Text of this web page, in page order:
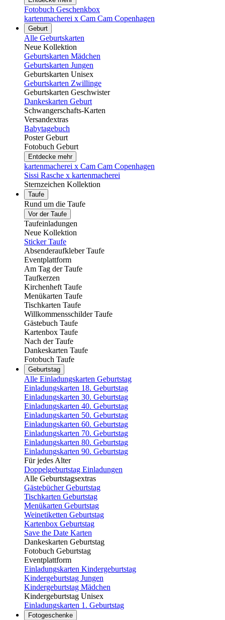
Fotobuch Geschenkbox
kartenmacherei x Cam Cam Copenhagen
Geburt
Alle Geburtskarten
Neue Kollektion
Geburtskarten Mädchen
Geburtskarten Jungen
Geburtskarten Unisex
Geburtskarten Zwillinge
Geburtskarten Geschwister
Dankeskarten Geburt
Schwangerschafts-Karten
Versandextras
Babytagebuch
Poster Geburt
Fotobuch Geburt
Entdecke mehr
kartenmacherei x Cam Cam Copenhagen
Sissi Rasche x kartenmacherei
Sternzeichen Kollektion
Taufe
Rund um die Taufe
Vor der Taufe
Taufeinladungen
Neue Kollektion
Sticker Taufe
Absenderaufkleber Taufe
Eventplattform
Am Tag der Taufe
Taufkerzen
Kirchenheft Taufe
Menükarten Taufe
Tischkarten Taufe
Willkommensschilder Taufe
Gästebuch Taufe
Kartenbox Taufe
Nach der Taufe
Dankeskarten Taufe
Fotobuch Taufe
Geburtstag
Alle Einladungskarten Geburtstag
Einladungskarten 18. Geburtstag
Einladungskarten 30. Geburtstag
Einladungskarten 40. Geburtstag
Einladungskarten 50. Geburtstag
Einladungskarten 60. Geburtstag
Einladungskarten 70. Geburtstag
Einladungskarten 80. Geburtstag
Einladungskarten 90. Geburtstag
Für jedes Alter
Doppelgeburtstag Einladungen
Alle Geburtstagsextras
Gästebücher Geburtstag
Tischkarten Geburtstag
Menükarten Geburtstag
Weinetiketten Geburtstag
Kartenbox Geburtstag
Save the Date Karten
Dankeskarten Geburtstag
Fotobuch Geburtstag
Eventplattform
Einladungskarten Kindergeburtstag
Kindergeburtstag Jungen
Kindergeburtstag Mädchen
Kindergeburtstag Unisex
Einladungskarten 1. Geburtstag
Fotogeschenke